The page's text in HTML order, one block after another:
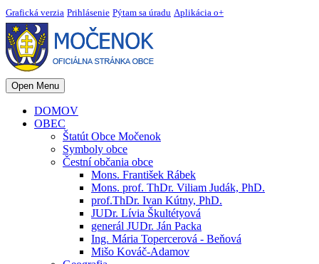
Grafická verzia Prihlásenie Pýtam sa úradu Aplikácia o+
Open Menu
DOMOV
OBEC
Štatút Obce Močenok
Symboly obce
Čestní občania obce
Mons. František Rábek
Mons. prof. ThDr. Viliam Judák, PhD.
prof.ThDr. Ivan Kútny, PhD.
JUDr. Lívia Škultétyová
generál JUDr. Ján Packa
Ing. Mária Topercerová - Beňová
Mišo Kováč-Adamov